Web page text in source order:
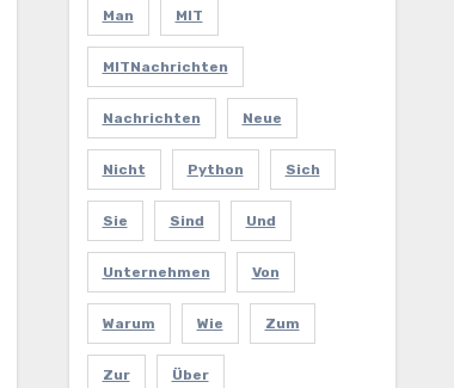
Man MIT
MITNachrichten
Nachrichten Neue
Nicht Python Sich
Sie Sind Und
Unternehmen Von
Warum Wie Zum
Zur Über